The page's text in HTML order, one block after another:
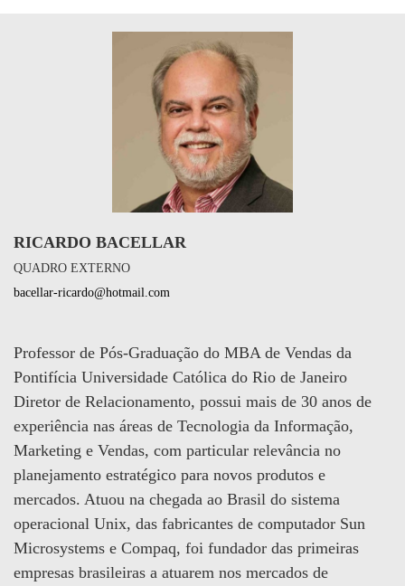
RICARDO BACELLAR
QUADRO EXTERNO
bacellar-ricardo@hotmail.com
Professor de Pós-Graduação do MBA de Vendas da
Pontifícia Universidade Católica do Rio de Janeiro
Diretor de Relacionamento, possui mais de 30 anos de
experiência nas áreas de Tecnologia da Informação,
Marketing e Vendas, com particular relevância no
planejamento estratégico para novos produtos e
mercados. Atuou na chegada ao Brasil do sistema
operacional Unix, das fabricantes de computador Sun
Microsystems e Compaq, foi fundador das primeiras
empresas brasileiras a atuarem nos mercados de